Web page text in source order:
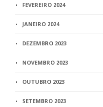
FEVEREIRO 2024
JANEIRO 2024
DEZEMBRO 2023
NOVEMBRO 2023
OUTUBRO 2023
SETEMBRO 2023